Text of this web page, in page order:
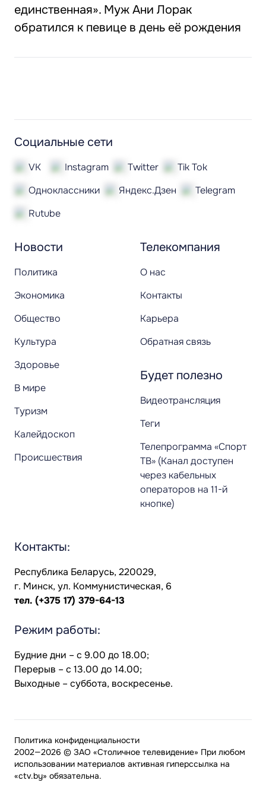
единственная». Муж Ани Лорак
обратился к певице в день её рождения
Новости
Политика
Экономика
Общество
Культура
Здоровье
В мире
Туризм
Калейдоскоп
Происшествия
Телекомпания
О нас
Контакты
Карьера
Обратная связь
Будет полезно
Видеотрансляция
Теги
Телепрограмма «Спорт
ТВ» (Канал доступен
через кабельных
операторов на 11-й
кнопке)
Социальные сети
VK Instagram Twitter
Tik Tok
Одноклассники
Яндекс.Дзен
Telegram
Rutube
Контакты:
Республика Беларусь, 220029,
г. Минск, ул. Коммунистическая, 6
тел. (+375 17) 379-64-13
Режим работы:
Будние дни – с 9.00 до 18.00;
Перерыв – с 13.00 до 14.00;
Выходные – суббота, воскресенье.
2002—2026 © ЗАО «Столичное телевидение» При любом
использовании материалов активная гиперссылка на
«ctv.by» обязательна.
Политика конфиденциальности